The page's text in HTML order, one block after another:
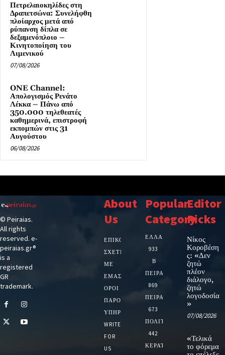
Πετρελαιοκηλίδες στη
Δραπετσώνα: Συνελήφθη
πλοίαρχος μετά από
ρύπανση δίπλα σε
δεξαμενόπλοιο –
Κινητοποίηση του
Λιμενικού
07/08/2026
ONE Channel:
Απολογισμός Ρενάτο
Λέκκα – Πάνω από
350.000 τηλεθεατές
καθημερινά, επιστροφή
εκπομπών στις 31
Αυγούστου
06/08/2026
© Peiraias.
All rights
reserved. e-
peiraias.gr®
is a
registered
GR
trademark.
About
Us
ΕΠΙΚΟΙΝΩΝΙΑ
ΣΧΕΤΙΚΆ
ΜΕ
ΕΜΆΣ
ΌΡΟΙ
ΠΑΡΟΧΉΣ
ΥΠΗΡΕΣΙΏΝ
WRITE
FOR
US
Popular
Category
ΕΛΛΑΔΑ
933
Β
ΠΕΙΡΑΙΑ
869
ΠΕΙΡΑΙΑΣ
673
ΠΟΛΙΤΙΚΗ
442
ΚΕΡΑΤΣΙΝΙ
Editor
Picks
Νίκος
Κοροβέση
ς: «Δεν
ζητώ
πλέον
διάλογο,
ζητώ
λογοδοσία
»
07/08/2026
«Τελικά
το φόρεμα